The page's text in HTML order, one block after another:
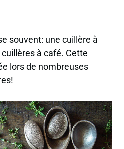
souvent: une cuillère à
à café. Cette
lors de nombreuses